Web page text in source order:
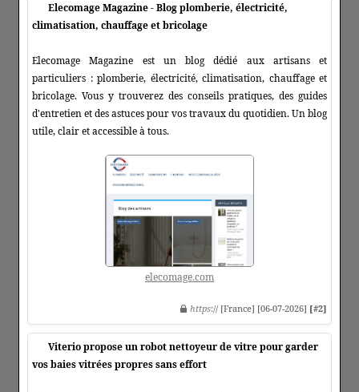
Elecomage Magazine - Blog plomberie, électricité,
climatisation, chauffage et bricolage
Elecomage Magazine est un blog dédié aux artisans et
particuliers : plomberie, électricité, climatisation, chauffage et
bricolage. Vous y trouverez des conseils pratiques, des guides
d'entretien et des astuces pour vos travaux du quotidien. Un blog
utile, clair et accessible à tous.
elecomage.com
https:// [France] [06-07-2026] [#2]
Viterio propose un robot nettoyeur de vitre pour garder
vos baies vitrées propres sans effort